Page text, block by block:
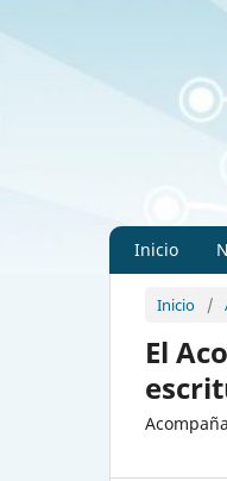
Inicio
Inicio /
El